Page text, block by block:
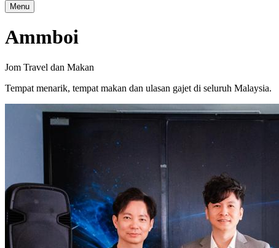
Menu
Ammboi
Jom Travel dan Makan
Tempat menarik, tempat makan dan ulasan gajet di seluruh Malaysia.